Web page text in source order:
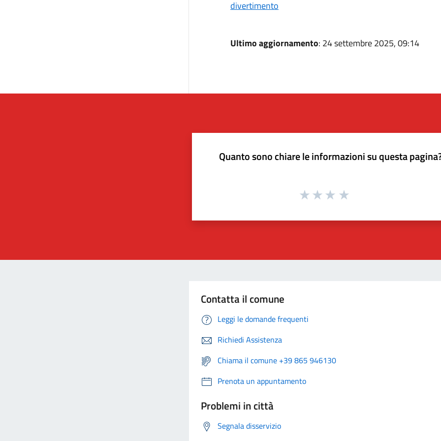
divertimento
Ultimo aggiornamento: 24 settembre 2025, 09:14
Quanto sono chiare le informazioni su questa
Contatta il comune
Leggi le domande frequenti
Richiedi Assistenza
Chiama il comune +39 865 946130
Prenota un appuntamento
Problemi in città
Segnala disservizio